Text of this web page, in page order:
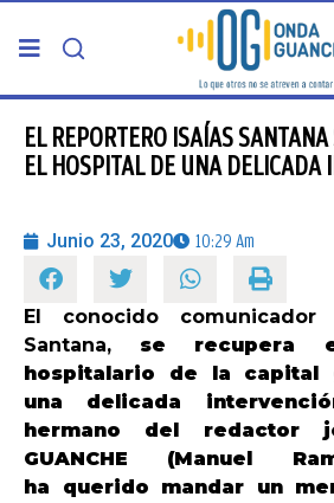
PORTADA
GRAN CANARIA
CANARIAS
5ª COLUMNA
CARTAS DEL DIRECTOR
EL REPORTERO ISAÍAS
EL HOSPITAL DE UNA DELICADA
Junio 23, 2020 10:29 Am
El conocido comunicador
Santana, se recupera
hospitalario de la capital
una delicada
hermano del redactor
GUANCHE (Manuel
ha querido mandar un